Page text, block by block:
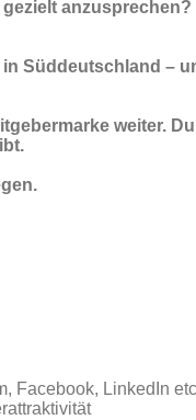
anzusprechen?
Süddeutschland –
weiter.
Facebook, LinkedIn